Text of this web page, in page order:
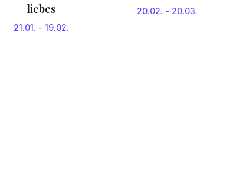
liebes
21.01. - 19.02.
20.02. - 20.03.